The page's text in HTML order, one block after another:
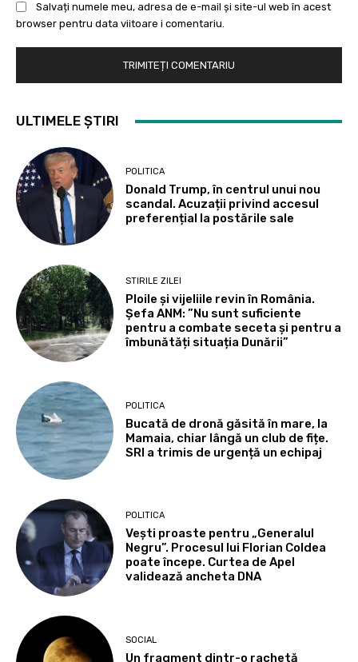
Salvați numele meu, adresa de e-mail și site-ul web în acest
browser pentru data viitoare i comentariu.
ULTIMELE ȘTIRI
POLITICA
Donald Trump, în centrul unui nou
scandal. Acuzații privind accesul
preferențial la postările sale
STIRILE ZILEI
Ploile și vijeliile revin în România.
Șefa ANM: ”Nu sunt suficiente
pentru a combate seceta și pentru a
îmbunătăți situația Dunării”
POLITICA
Bucată de dronă găsită în mare, la
Mamaia, chiar lângă un club de fițe.
SRI a trimis de urgență un echipaj
POLITICA
Vești proaste pentru „Generalul
Negru”. Procesul lui Florian Coldea
poate începe. Curtea de Apel
validează ancheta DNA
SOCIAL
Un fragment dintr-o rachetă